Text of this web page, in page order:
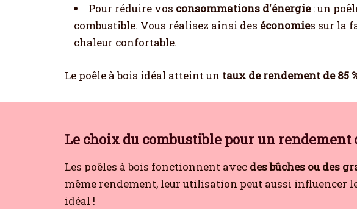
Pour réduire vos consommations d'énergie: un
combustible. Vous réalisez ainsi des économies sur la
chaleur confortable.
Le poêle à bois idéal atteint un taux de rendement de 85
Le choix du combustible pour un
Les poêles à bois fonctionnent avec des bûches ou des
même rendement, leur utilisation peut aussi influencer
idéal !